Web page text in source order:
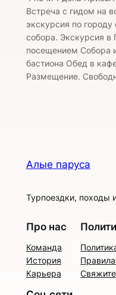
Встреча с гидом на
экскурсия по
собора. Экскурсия в
посещением Собора
бастиона Обед в
Размещение.
Алые паруса
Турпоездки, походы
Про нас
Команда
История
Карьера